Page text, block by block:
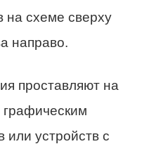
на схеме сверху
направо.
проставляют на
устройств с